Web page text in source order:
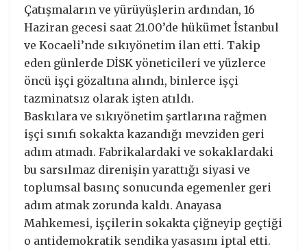
Çatışmaların ve yürüyüşlerin ardından, 16
Haziran gecesi saat 21.00’de hükümet İstanbul
ve Kocaeli’nde sıkıyönetim ilan etti. Takip
eden günlerde DİSK yöneticileri ve yüzlerce
öncü işçi gözaltına alındı, binlerce işçi
tazminatsız olarak işten atıldı.
Baskılara ve sıkıyönetim şartlarına rağmen
işçi sınıfı sokakta kazandığı mevziden geri
adım atmadı. Fabrikalardaki ve sokaklardaki
bu sarsılmaz direnişin yarattığı siyasi ve
toplumsal basınç sonucunda egemenler geri
adım atmak zorunda kaldı. Anayasa
Mahkemesi, işçilerin sokakta çiğneyip geçtiği
o antidemokratik sendika yasasını iptal etti.